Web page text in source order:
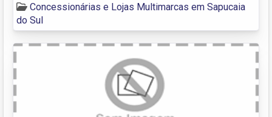
Concessionárias e Lojas Multimarcas em Sapucaia
do Sul